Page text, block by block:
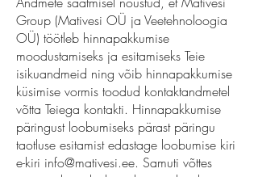
Group (Mativesi OÜ ja Veetehnoloogia
OÜ) töötleb hinnapakkumise
moodustamiseks ja esitamiseks Teie
isikuandmeid ning võib hinnapakkumise
küsimise vormis toodud kontaktandmetel
võtta Teiega kontakti. Hinnapakkumise
päringust loobumiseks pärast päringu
taotluse esitamist edastage loobumise kiri
e-kiri info@mativesi.ee. Samuti võttes